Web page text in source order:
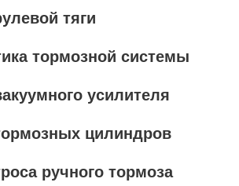
тяги
тормозной системы
усилителя
цилиндров
ручного тормоза